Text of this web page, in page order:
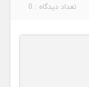
تعداد دیدگاه : 0